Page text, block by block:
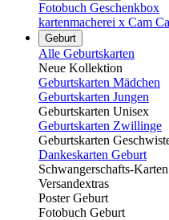
Fotobuch Geschenkbox
kartenmacherei x Cam
Geburt
Alle Geburtskarten
Neue Kollektion
Geburtskarten Mädchen
Geburtskarten Jungen
Geburtskarten Unisex
Geburtskarten Zwillinge
Geburtskarten
Dankeskarten Geburt
Schwangerschafts-Karten
Versandextras
Poster Geburt
Fotobuch Geburt